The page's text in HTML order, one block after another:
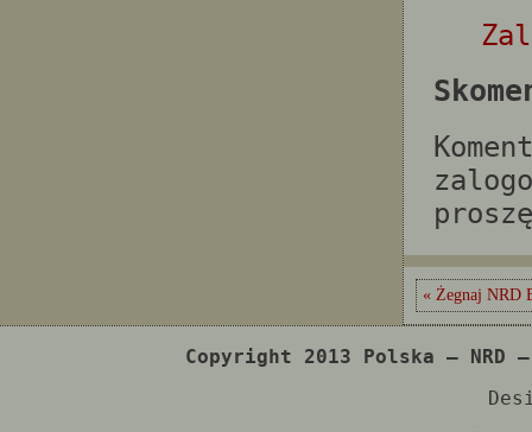
« Żegnaj NRD
Copyright 2013 Polska –